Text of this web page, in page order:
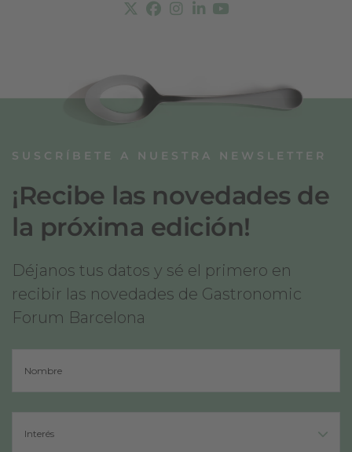
SUSCRÍBETE A NUESTRA NEWSLETTER
¡Recibe las novedades de
la próxima edición!
Déjanos tus datos y sé el primero en
recibir las novedades de Gastronomic
Forum Barcelona